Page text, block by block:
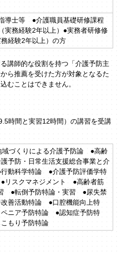
導士等 ●介護職員基礎研修課程
務経験2年以上）●実務者研修修
経験2年以上）の方
講師的な役割を持つ「介護予防主
ら推薦を受けた方が対象となるた
むことはできません。
時間と実習12時間）の講習を受講
づくりによる介護予防論 ●高齢
予防・日常生活支援総合事業と介
動科学特論 ●介護予防評価学特
スクマネジメント ●高齢者筋
●転倒予防特論・実習 ●尿失禁
善活動特論 ●口腔機能向上特
ニア予防特論 ●認知症予防特
もり予防特論